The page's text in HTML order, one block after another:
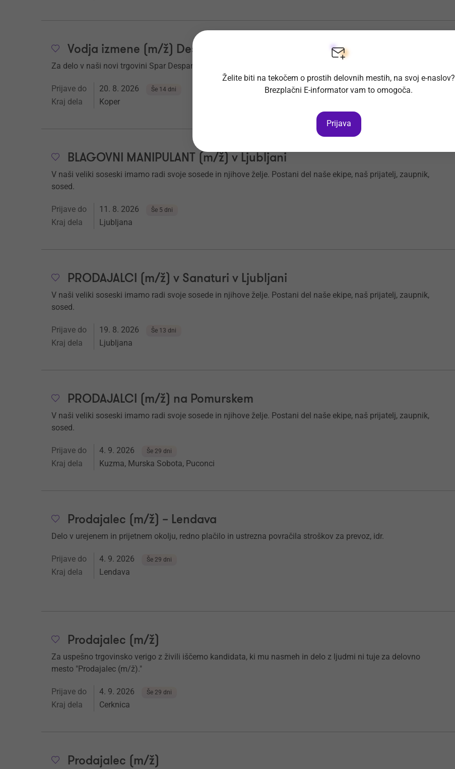
Vodja izmene (m/ž) Despar Koper
Za delo v naši novi trgovini Spar Despar iščemo: Vodja izmene (m/ž).
Prijave do 20. 8. 2026 Še 14 dni
Kraj dela Koper
BLAGOVNI MANIPULANT (m/ž) v Ljubljani
V naši veliki soseski imamo radi svoje sosede in njihove želje. Postani del naše ekipe, naš prijatelj, zaupnik,
sosed.
Prijave do 11. 8. 2026 Še 5 dni
Kraj dela Ljubljana
PRODAJALCI (m/ž) v Sanaturi v Ljubljani
V naši veliki soseski imamo radi svoje sosede in njihove želje. Postani del naše ekipe, naš prijatelj, zaupnik,
sosed.
Prijave do 19. 8. 2026 Še 13 dni
Kraj dela Ljubljana
PRODAJALCI (m/ž) na Pomurskem
V naši veliki soseski imamo radi svoje sosede in njihove želje. Postani del naše ekipe, naš prijatelj, zaupnik,
sosed.
Prijave do 4. 9. 2026 Še 29 dni
Kraj dela Kuzma, Murska Sobota, Puconci
Prodajalec (m/ž) – Lendava
Delo v urejenem in prijetnem okolju, redno plačilo in ustrezna povračila stroškov za prevoz, idr.
Prijave do 4. 9. 2026 Še 29 dni
Kraj dela Lendava
Prodajalec (m/ž)
Za uspešno trgovinsko verigo z živili iščemo kandidata, ki mu nasmeh in delo z ljudmi ni tuje za delovno
mesto "Prodajalec (m/ž)."
Prijave do 4. 9. 2026 Še 29 dni
Kraj dela Cerknica
Prodajalec (m/ž)
Želite biti na tekočem o prostih delovnih mestih, na svoj e-naslov?
Brezplačni E-informator vam to omogoča.
Prijava